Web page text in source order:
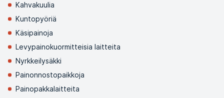
Kahvakuulia
Kuntopyöriä
Käsipainoja
Levypainokuormitteisia laitteita
Nyrkkeilysäkki
Painonnostopaikkoja
Painopakkalaitteita